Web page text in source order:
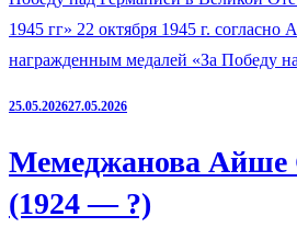
1945 гг» 22 октября 1945 г. согласно
награжденным медалей «За Победу
25.05.202627.05.2026
Мемеджанова Айше
(1924 — ?)